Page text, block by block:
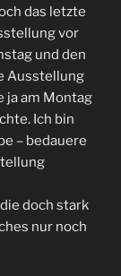
das letzte
vor
und den
Ausstellung
ja am Montag
Ich bin
– bedauere
doch stark
nur noch